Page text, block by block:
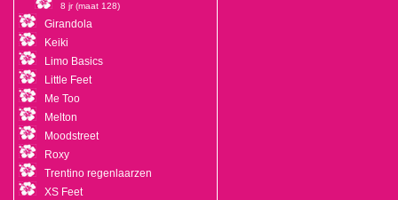
8 jr (maat 128)
Girandola
Keiki
Limo Basics
Little Feet
Me Too
Melton
Moodstreet
Roxy
Trentino regenlaarzen
XS Feet